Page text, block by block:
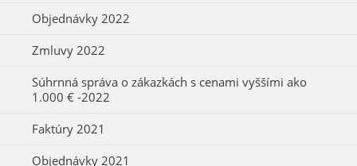
Objednávky 2022
Zmluvy 2022
Súhrnná správa o zákazkách s cenami vyššími ako
1.000 € -2022
Faktúry 2021
Objednávky 2021